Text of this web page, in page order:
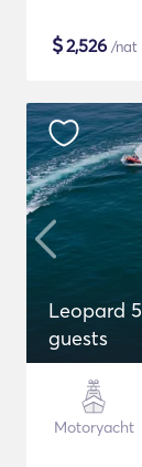
$2,526 /nat
Leopard
guests
Motoryacht